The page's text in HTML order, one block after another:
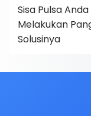
Sisa Pulsa
Melakukan
Solusinya